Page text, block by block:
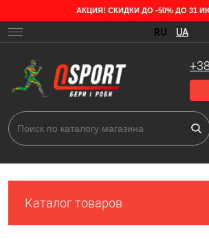
АКЦИЯ! СКИДКИ ДО -50% ДО 31
RU UA
Каталог товаров